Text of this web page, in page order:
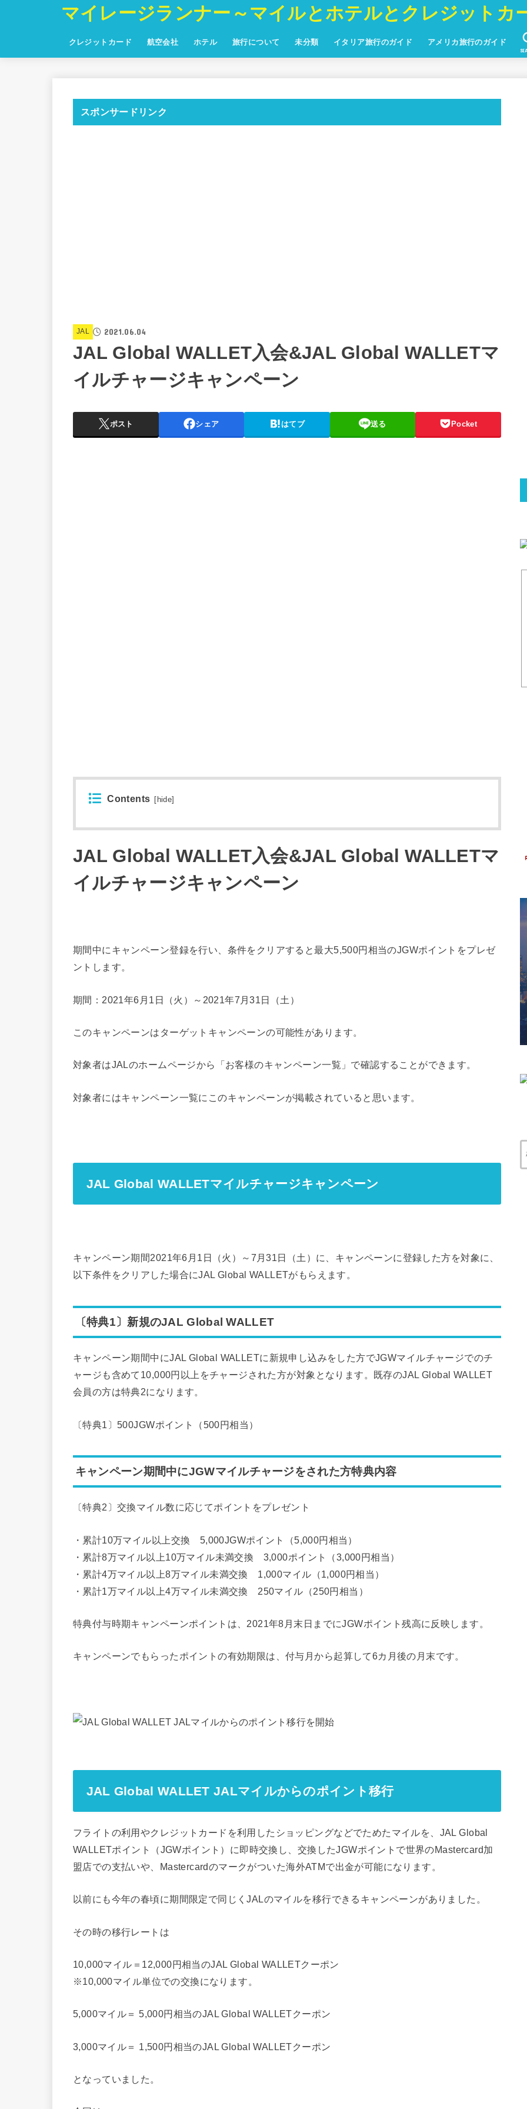
マイレージランナー～マイルとホテルとクレジットカ
クレジットカード 航空会社 ホテル 旅行について 未分類 イタリア旅行のガイド アメリカ旅行のガイド
スポンサードリンク
JAL 2021.06.04
JAL Global WALLET入会&JAL Global WALLETマ
イルチャージキャンペーン
ポスト シェア はてブ 送る Pocket
Contents hide
JAL Global WALLET入会&JAL Global WALLETマ
イルチャージキャンペーン
期間中にキャンペーン登録を行い、条件をクリアすると最大5,500円相当のJGWポイントをプレゼ
ントします。
期間：2021年6月1日（火）～2021年7月31日（土）
このキャンペーンはターゲットキャンペーンの可能性があります。
対象者はJALのホームページから「お客様のキャンペーン一覧」で確認することができます。
対象者にはキャンペーン一覧にこのキャンペーンが掲載されていると思います。
JAL Global WALLETマイルチャージキャンペーン
キャンペーン期間2021年6月1日（火）～7月31日（土）に、キャンペーンに登録した方を対象に、
以下条件をクリアした場合にJAL Global WALLETがもらえます。
〔特典1〕新規のJAL Global WALLET
キャンペーン期間中にJAL Global WALLETに新規申し込みをした方でJGWマイルチャージでのチ
ャージも含めて10,000円以上をチャージされた方が対象となります。既存のJAL Global WALLET
会員の方は特典2になります。
〔特典1〕500JGWポイント（500円相当）
キャンペーン期間中にJGWマイルチャージをされた方特典内容
〔特典2〕交換マイル数に応じてポイントをプレゼント
・累計10万マイル以上交換 5,000JGWポイント（5,000円相当）
・累計8万マイル以上10万マイル未満交換 3,000ポイント（3,000円相当）
・累計4万マイル以上8万マイル未満交換 1,000マイル（1,000円相当）
・累計1万マイル以上4万マイル未満交換 250マイル（250円相当）
特典付与時期キャンペーンポイントは、2021年8月末日までにJGWポイント残高に反映します。
キャンペーンでもらったポイントの有効期限は、付与月から起算して6カ月後の月末です。
JAL Global WALLET JALマイルからのポイント移行
フライトの利用やクレジットカードを利用したショッピングなどでためたマイルを、JAL Global
WALLETポイント（JGWポイント）に即時交換し、 交換したJGWポイントで世界のMastercard加
盟店での支払いや、 Mastercardのマークがついた海外ATMで出金が可能になります。
以前にも今年の春頃に期間限定で同じくJALのマイルを移行できるキャンペーンがありました。
その時の移行レートは
10,000マイル＝12,000円相当のJAL Global WALLETクーポン
※10,000マイル単位での交換になります。
5,000マイル＝ 5,000円相当のJAL Global WALLETクーポン
3,000マイル＝ 1,500円相当のJAL Global WALLETクーポン
となっていました。